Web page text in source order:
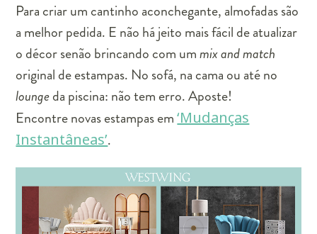
Para criar um cantinho aconchegante, almofadas são
a melhor pedida. E não há jeito mais fácil de atualizar
o décor senão brincando com ummix and match
original de estampas. No sofá, na cama ou até no
loungeda piscina: não tem erro. Aposte!
Encontre novas estampas em‘Mudanças
Instantâneas’.